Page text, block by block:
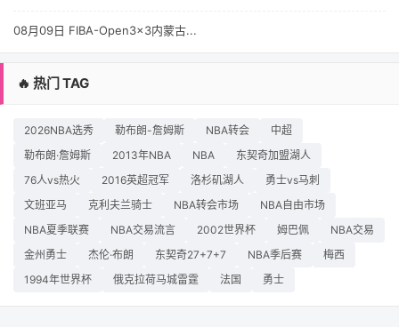
08月09日 FIBA-Open3x3内蒙古...
🔥 热门 TAG
2026NBA选秀 勒布朗-詹姆斯 NBA转会
中超
勒布朗·詹姆斯
2013年NBA NBA
东契奇加盟湖人
76人vs热火
2016英超冠军 洛杉矶湖人
勇士vs马刺
文班亚马
克利夫兰骑士 NBA转会市场
NBA自由市场
NBA夏季联赛
NBA交易流言 2002世界杯 姆巴佩
NBA交易
金州勇士
杰伦·布朗 东契奇27+7+7 NBA季后赛
梅西
1994年世界杯
俄克拉荷马城雷霆 法国 勇士